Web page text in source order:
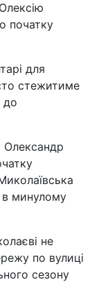
початку
для
стежитиме
до
Олександр
в минулому
не
по вулиці
сезону